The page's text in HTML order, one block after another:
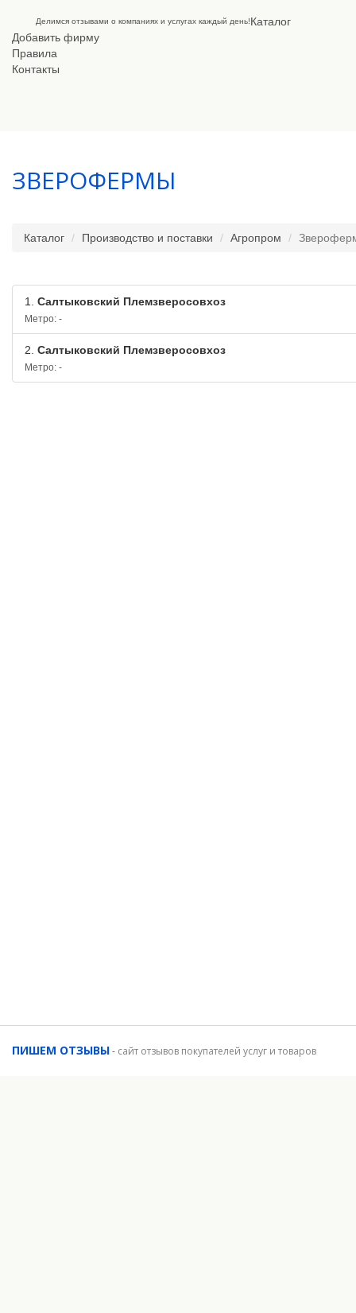
Делимся отзывами о компаниях и услугах каждый день!Каталог
Добавить фирму
Правила
Контакты
ЗВЕРОФЕРМЫ
Каталог Производство и поставки Агропром
1. Салтыковский Племзверосовхоз
Метро: -
2. Салтыковский Племзверосовхоз
Метро: -
ПИШЕМ ОТЗЫВЫ- сайт отзывов покупателей услуг и товаров